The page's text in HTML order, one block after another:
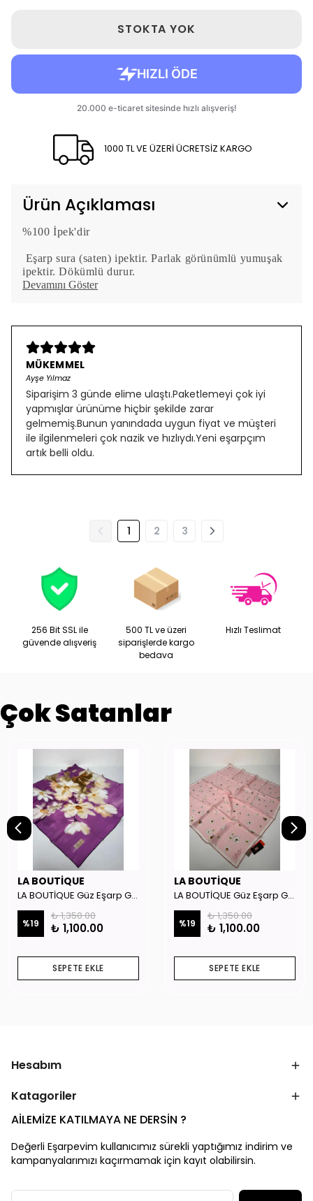
STOKTA YOK
1000 TL VE ÜZERİ ÜCRETSİZ KARGO
Ürün Açıklaması
%100 İpek'dir
Eşarp sura (saten) ipektir. Parlak görünümlü yumuşak
ipektir. Dökümlü durur.
Devamını Göster
MÜKEMMEL
Ayşe Yılmaz
Siparişim 3 günde elime ulaştı.Paketlemeyi çok iyi
yapmışlar ürünüme hiçbir şekilde zarar
gelmemiş.Bunun yanındada uygun fiyat ve müşteri
ile ilgilenmeleri çok nazik ve hızlıydı.Yeni eşarpçım
artık belli oldu.
1 2 3
256 Bit SSL ile
güvende alışveriş
500 TL ve üzeri
siparişlerde kargo
bedava
Hızlı Teslimat
Çok Satanlar
LA BOUTİQUE
LA BOUTİQUE Güz Eşarp GYSE262908
%19
₺ 1,350.00
₺ 1,100.00
SEPETE EKLE
LA BOUTİQUE
LA BOUTİQUE Güz Eşarp GYSE130804
%19
₺ 1,350.00
₺ 1,100.00
SEPETE EKLE
Hesabım
Katagoriler
AİLEMİZE KATILMAYA NE DERSİN ?
Değerli Eşarpevim kullanıcımız sürekli yaptığımız indirim ve
kampanyalarımızı kaçırmamak için kayıt olabilirsin.